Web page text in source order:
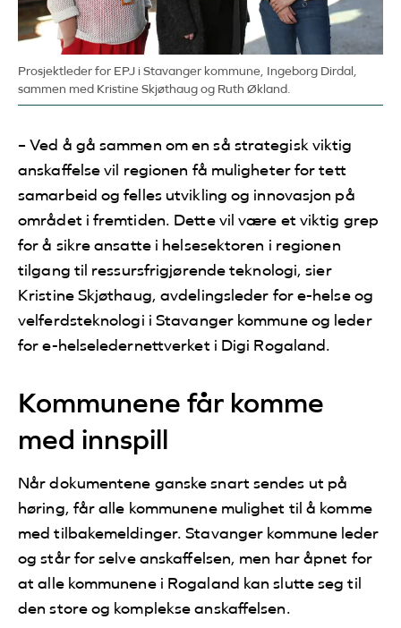
Prosjektleder for EPJ i Stavanger kommune, Ingeborg Dirdal,
sammen med Kristine Skjøthaug og Ruth Økland.
– Ved å gå sammen om en så strategisk viktig
anskaffelse vil regionen få muligheter for tett
samarbeid og felles utvikling og innovasjon på
området i fremtiden. Dette vil være et viktig grep
for å sikre ansatte i helsesektoren i regionen
tilgang til ressursfrigjørende teknologi, sier
Kristine Skjøthaug, avdelingsleder for e-helse og
velferdsteknologi i Stavanger kommune og leder
for e-helseledernettverket i Digi Rogaland.
Kommunene får komme
med innspill
Når dokumentene ganske snart sendes ut på
høring, får alle kommunene mulighet til å komme
med tilbakemeldinger. Stavanger kommune leder
og står for selve anskaffelsen, men har åpnet for
at alle kommunene i Rogaland kan slutte seg til
den store og komplekse anskaffelsen.